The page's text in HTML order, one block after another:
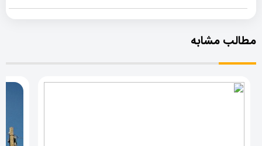
مطالب مشابه